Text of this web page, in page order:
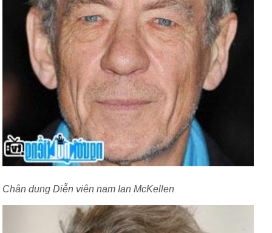
Chân dung Diễn viên nam Ian McKellen